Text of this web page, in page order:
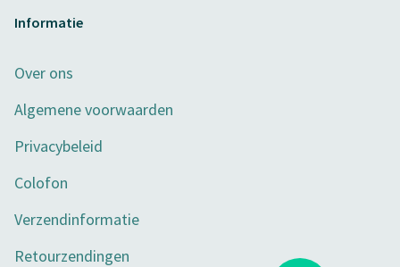
Informatie
Over ons
Algemene voorwaarden
Privacybeleid
Colofon
Verzendinformatie
Retourzendingen